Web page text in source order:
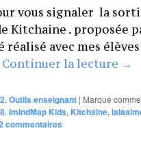
vous signaler la
Kitchaine . proposée
avec mes
Continuer la lecture →
, Outils enseignant | Marqué comme
, ImindMap Kids, Kitchaine,
commentaires